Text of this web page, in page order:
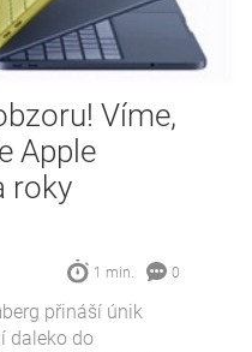
Víme,
Apple
roky
1 min. 0
přináší únik
daleko do